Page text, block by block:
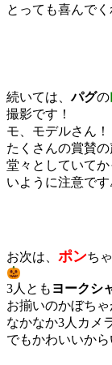
とっても喜んで
続いては、パグの
撮影です！
モ、モデルさん
たくさんの賞賛
堂々としていて
いように注意で
お次は、 ポンち
3人とも ヨークシ
お揃いのかぼち
なかなか3人カメ
でもかわいいか